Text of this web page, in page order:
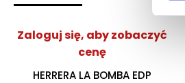
Zaloguj się, aby zobaczyć
cenę
HERRERA LA BOMBA EDP